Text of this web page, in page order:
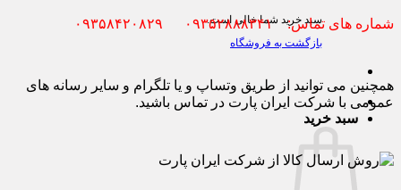
سبد خرید شما خالی است.
بازگشت به فروشگاه
سبد خرید
شماره های تماس: ۰۹۳۵۲۸۸۸۳۴۱ ۰۹۳۵۸۴۲۰۸۲۹
همچنین می توانید از طریق وتساپ و یا تلگرام و سایر رسانه های
عمومی با شرکت ایران پارت در تماس باشید.